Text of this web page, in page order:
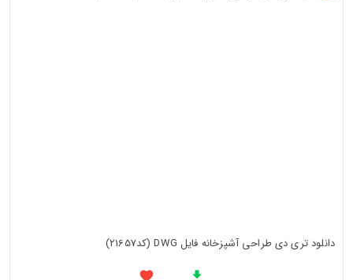
دانلود تری دی طراحی آشپزخانه فایل DWG (کد21657)